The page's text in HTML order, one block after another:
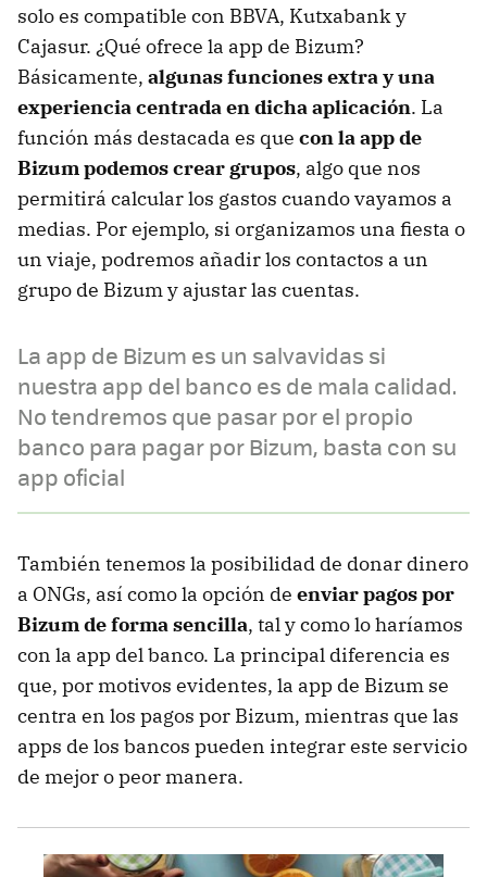
solo es compatible con BBVA, Kutxabank y
Cajasur. ¿Qué ofrece la app de Bizum?
Básicamente, algunas funciones extra y una
experiencia centrada en dicha aplicación. La
función más destacada es que con la app de
Bizum podemos crear grupos, algo que nos
permitirá calcular los gastos cuando vayamos a
medias. Por ejemplo, si organizamos una fiesta o
un viaje, podremos añadir los contactos a un
grupo de Bizum y ajustar las cuentas.
La app de Bizum es un salvavidas si
nuestra app del banco es de mala calidad.
No tendremos que pasar por el propio
banco para pagar por Bizum, basta con su
app oficial
También tenemos la posibilidad de donar dinero
a ONGs, así como la opción de enviar pagos por
Bizum de forma sencilla, tal y como lo haríamos
con la app del banco. La principal diferencia es
que, por motivos evidentes, la app de Bizum se
centra en los pagos por Bizum, mientras que las
apps de los bancos pueden integrar este servicio
de mejor o peor manera.